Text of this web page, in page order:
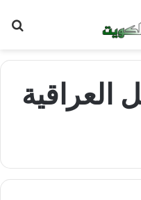
العراقية